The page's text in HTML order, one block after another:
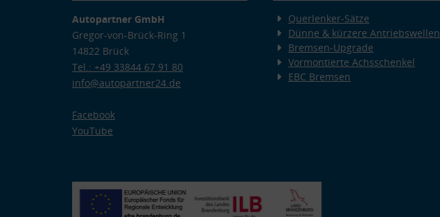
Autopartner GmbH
Gregor-von-Brück-Ring 1
14822 Brück
Tel.: +49 33844 67 91 80
info@autopartner24.de
Facebook
YouTube
Querlenker-Sätze
Dünne & kürzere Antriebswellen
Bremsen-Upgrade
Vormontierte Achsschenkel
EBC Bremsen